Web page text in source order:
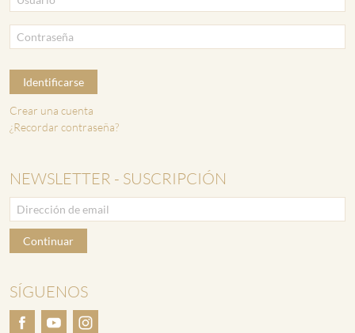
Identificarse
Crear una cuenta
¿Recordar contraseña?
NEWSLETTER - SUSCRIPCIÓN
Continuar
SÍGUENOS